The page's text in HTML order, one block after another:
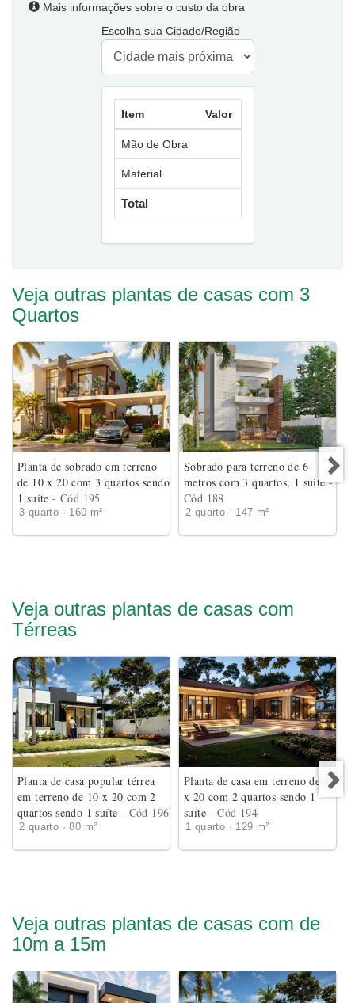
Mais informações sobre o custo da obra
Escolha sua Cidade/Região
Item Valor
Mão de Obra
Material
Total
Veja outras plantas de casas com 3
Quartos
Planta de sobrado em terreno
de 10 x 20 com 3 quartos sendo
1 suíte- Cód 195
3 quarto · 160 m²
Sobrado para terreno de 6
metros com 3 quartos, 1 suite-
Cód 188
2 quarto · 147 m²
Veja outras plantas de casas com
Térreas
Planta de casa popular térrea
em terreno de 10 x 20 com 2
quartos sendo 1 suíte - Cód 196
2 quarto · 80 m²
Planta de casa em terreno de 18
x 20 com 2 quartos sendo 1
suíte- Cód 194
1 quarto · 129 m²
Veja outras plantas de casas com de
10m a 15m